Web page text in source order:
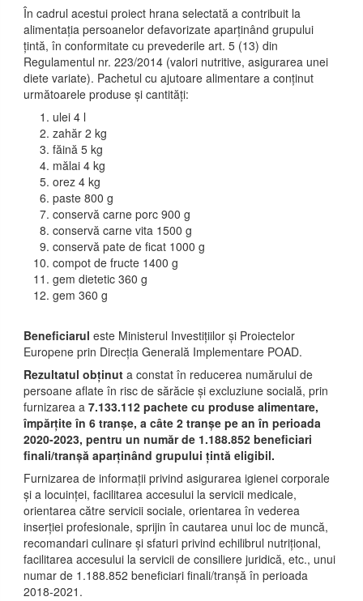
În cadrul acestui proiect hrana selectată a contribuit la
alimentația persoanelor defavorizate aparținând grupului
țintă, în conformitate cu prevederile art. 5 (13) din
Regulamentul nr. 223/2014 (valori nutritive, asigurarea unei
diete variate). Pachetul cu ajutoare alimentare a conținut
următoarele produse și cantități:
ulei 4 l
zahăr 2 kg
făină 5 kg
mălai 4 kg
orez 4 kg
paste 800 g
conservă carne porc 900 g
conservă carne vita 1500 g
conservă pate de ficat 1000 g
compot de fructe 1400 g
gem dietetic 360 g
gem 360 g
Beneficiarul este Ministerul Investițiilor și Proiectelor
Europene prin Direcția Generală Implementare POAD.
Rezultatul obținut a constat în reducerea numărului de
persoane aflate în risc de sărăcie și excluziune socială, prin
furnizarea a 7.133.112 pachete cu produse alimentare,
împărțite în 6 tranșe, a câte 2 tranșe pe an în perioada
2020-2023, pentru un număr de 1.188.852 beneficiari
finali/tranșă aparținând grupului țintă eligibil.
Furnizarea de informații privind asigurarea igienei corporale
și a locuinței, facilitarea accesului la servicii medicale,
orientarea către servicii sociale, orientarea în vederea
inserției profesionale, sprijin în cautarea unui loc de muncă,
recomandari culinare și sfaturi privind echilibrul nutrițional,
facilitarea accesului la servicii de consiliere juridică, etc., unui
numar de 1.188.852 beneficiari finali/tranșă în perioada
2018-2021.